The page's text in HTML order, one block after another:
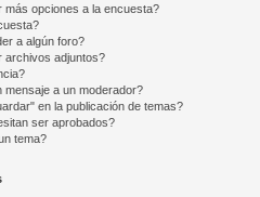
más opciones a la encuesta?
a algún foro?
archivos adjuntos?
mensaje a un moderador?
en la publicación de temas?
ser aprobados?
tema?